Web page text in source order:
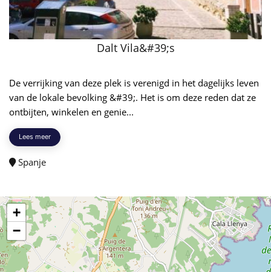
Dalt Vila&#39;s
De verrijking van deze plek is verenigd in het dagelijks leven
van de lokale bevolking &#39;. Het is om deze reden dat ze
ontbijten, winkelen en genie...
Lees meer
Spanje
+
−